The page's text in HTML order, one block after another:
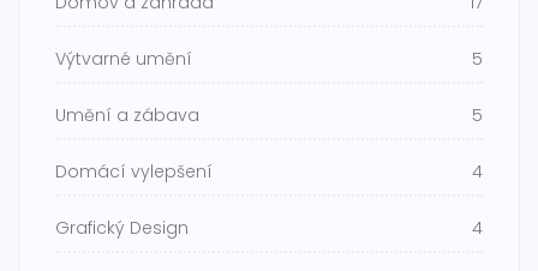
Výtvarné umění 5
Umění a zábava 5
Domácí vylepšení 4
Grafický Design 4